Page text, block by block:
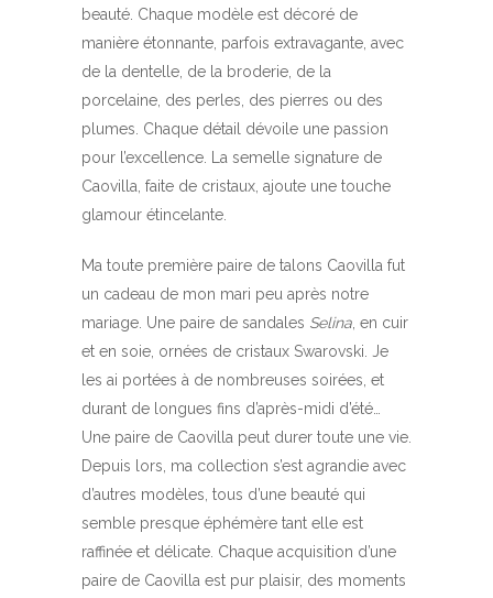
beauté. Chaque modèle est décoré de
manière étonnante, parfois extravagante, avec
de la dentelle, de la broderie, de la
porcelaine, des perles, des pierres ou des
plumes. Chaque détail dévoile une passion
pour l’excellence. La semelle signature de
Caovilla, faite de cristaux, ajoute une touche
glamour étincelante.
Ma toute première paire de talons Caovilla fut
un cadeau de mon mari peu après notre
mariage. Une paire de sandales Selina , en cuir
et en soie, ornées de cristaux Swarovski. Je
les ai portées à de nombreuses soirées, et
durant de longues fins d’après-midi d’été…
Une paire de Caovilla peut durer toute une vie.
Depuis lors, ma collection s’est agrandie avec
d’autres modèles, tous d’une beauté qui
semble presque éphémère tant elle est
raffinée et délicate. Chaque acquisition d’une
paire de Caovilla est pur plaisir, des moments